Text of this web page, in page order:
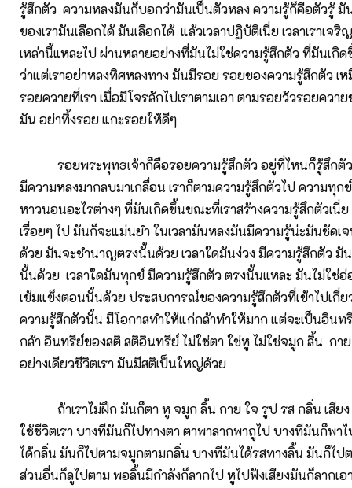
รู้สึกตัว ความหลงมันก็บอกว่ามันเป็นตัวหลง ความรู้ก็คือตัวรู้
ของเรามันเลือกได้ มันเลือกได้ แล้วเวลาปฏิบัติเนี่ย เวลาเราเจ
เหล่านี้แหละไป ผ่านหลายอย่างที่มันไม่ใช่ความรู้สึกตัว ที่มันเกิ
ว่าแต่เราอย่าหลงทิศหลงทาง มันมีรอย รอยของความรู้สึกตัว เ
รอยควายที่เรา เมื่อมีโจรลักไปเราตามเอา ตามรอยวัวรอยควา
มัน อย่าทิ้งรอย แกะรอยให้ดีๆ
รอยพระพุทธเจ้าก็คือรอยความรู้สึกตัว อยู่ที่ไหนก็รู้สึกตัว
มีความหลงมากลบมาเกลื่อน เราก็ตามความรู้สึกตัวไป ความทุกข์
หาวนอนอะไรต่างๆ ที่มันเกิดขึ้นขณะที่เราสร้างความรู้สึกตัวเนี่ย
เรื่อยๆ ไป มันก็จะแม่นยำ ในเวลามันหลงมันมีความรู้น่ะมันชัดเ
ด้วย มันจะชำนาญตรงนั้นด้วย เวลาใดมันง่วง มีความรู้สึกตัว มั
นั้นด้วย เวลาใดมันทุกข์ มีความรู้สึกตัว ตรงนั้นแหละ มันไม่ใช่
เข้มแข็งตอนนั้นด้วย ประสบการณ์ของความรู้สึกตัวที่เข้าไปเกี่
ความรู้สึกตัวนั้น มีโอกาสทำให้แก่กล้าทำให้มาก แต่จะเป็นอิน
กล้า อินทรีย์ของสติ สติอินทรีย์ ไม่ใช่ตา ใช่หู ไม่ใช่จมูก ลิ้น กา
อย่างเดียวชีวิตเรา มันมีสติเป็นใหญ่ด้วย
ถ้าเราไม่ฝึก มันก็ตา หู จมูก ลิ้น กาย ใจ รูป รส กลิ่น เสีย
ใช้ชีวิตเรา บางทีมันก็ไปทางตา ตาพาลากพาถูไป บางทีมันก็พา
ได้กลิ่น มันก็ไปตามจมูกตามกลิ่น บางทีมันได้รสทางลิ้น มันก็ไ
ส่วนอื่นก็ลูไปตาม พอลิ้นมีกำลังก็ลากไป หูไปฟังเสียงมันก็ลากเ